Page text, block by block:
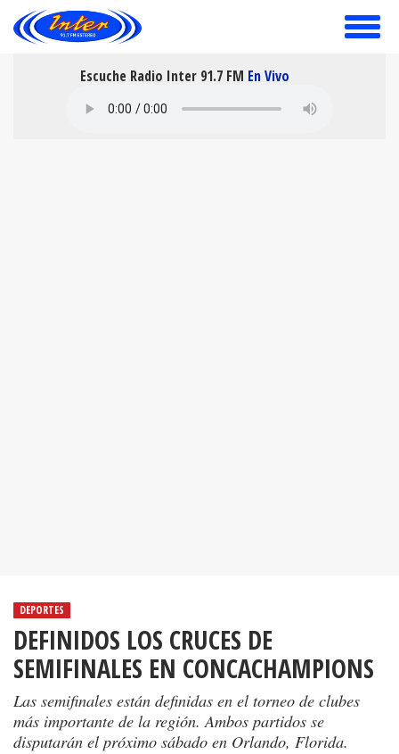
toggle
Escuche Radio Inter 91.7 FM En Vivo
DEPORTES
DEFINIDOS LOS CRUCES DE
SEMIFINALES EN CONCACHAMPIONS
Las semifinales están definidas en el torneo de clubes
más importante de la región. Ambos partidos se
disputarán el próximo sábado en Orlando, Florida.